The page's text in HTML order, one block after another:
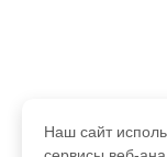
Наш сайт